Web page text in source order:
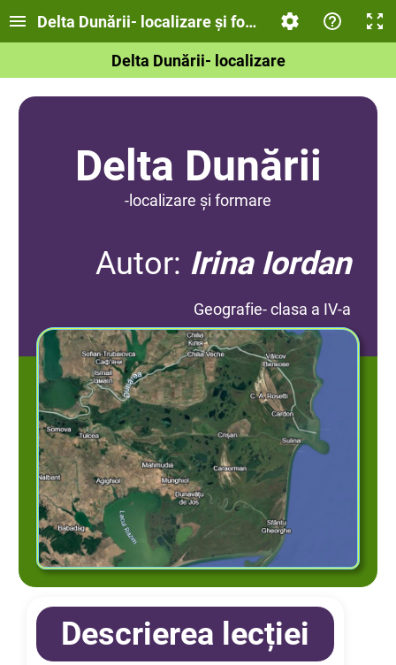
Delta Dunării- localizare și formare
Delta Dunării- localizare
Delta Dunării
-localizare și formare
Autor: Irina Iordan
Geografie- clasa a IV-a
Descrierea lecției